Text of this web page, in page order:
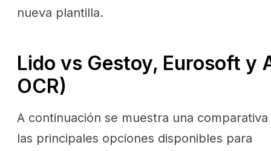
nueva plantilla.
Lido vs Gestoy, Eurosoft y
OCR)
A continuación se muestra una comparativa
las principales opciones disponibles para